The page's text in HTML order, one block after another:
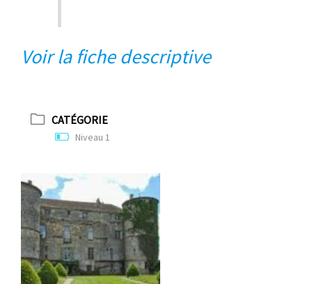
Voir la fiche descriptive
CATÉGORIE
Niveau 1